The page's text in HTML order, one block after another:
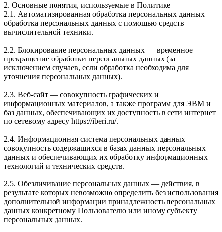
2. Основные понятия, используемые в Политике
2.1. Автоматизированная обработка персональных данных —
обработка персональных данных с помощью средств
вычислительной техники.
2.2. Блокирование персональных данных — временное
прекращение обработки персональных данных (за
исключением случаев, если обработка необходима для
уточнения персональных данных).
2.3. Веб-сайт — совокупность графических и
информационных материалов, а также программ для ЭВМ и
баз данных, обеспечивающих их доступность в сети интернет
по сетевому адресу https://iberi.ru/.
2.4. Информационная система персональных данных —
совокупность содержащихся в базах данных персональных
данных и обеспечивающих их обработку информационных
технологий и технических средств.
2.5. Обезличивание персональных данных — действия, в
результате которых невозможно определить без использования
дополнительной информации принадлежность персональных
данных конкретному Пользователю или иному субъекту
персональных данных.